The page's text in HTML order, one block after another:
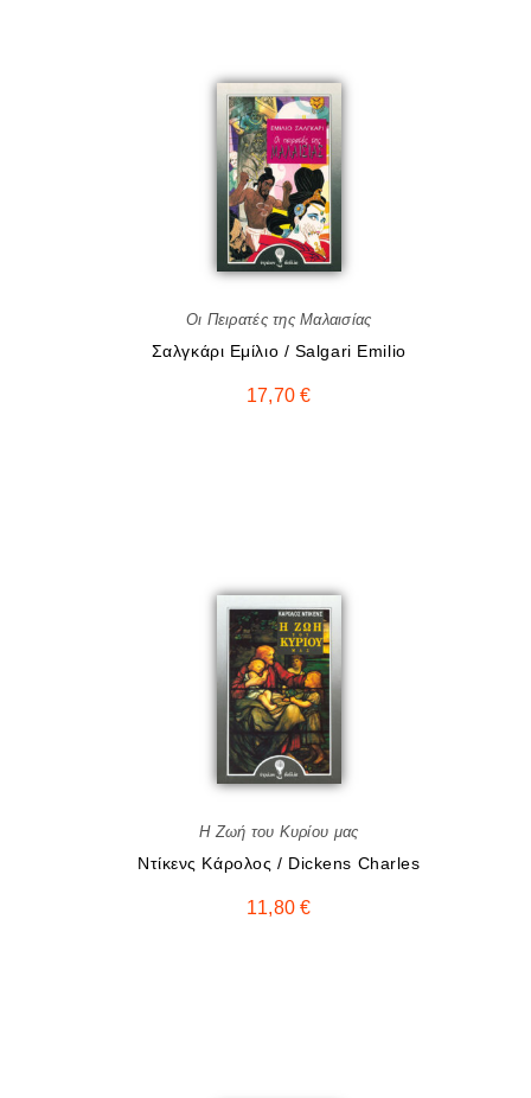
Οι Πειρατές της Μαλαισίας
Σαλγκάρι Eμίλιο / Salgari Emilio
17,70€
Η Ζωή του Κυρίου μας
Ντίκενς Κάρολος / Dickens Charles
11,80€